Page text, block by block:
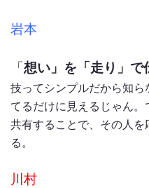
岩本
「想い」を「走り」で
技ってシンプルだから知
てるだけに見えるじゃん
共有することで、その人
る。
川村